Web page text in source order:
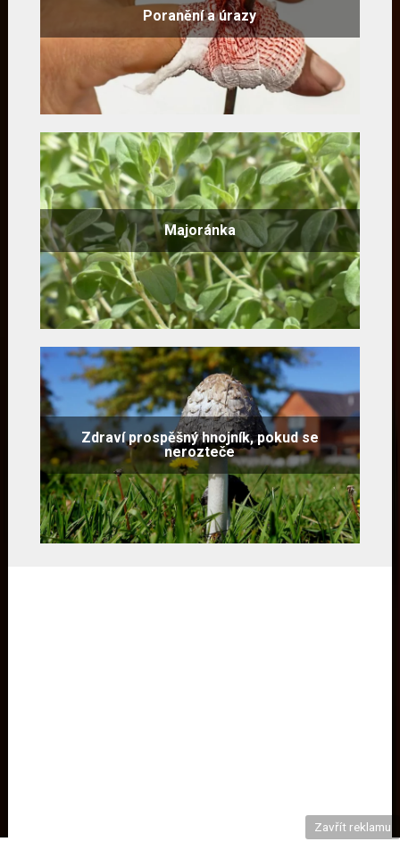
Poranění a úrazy
Majoránka
Zdraví prospěšný hnojník, pokud se
nerozteče
Zavřít reklamu